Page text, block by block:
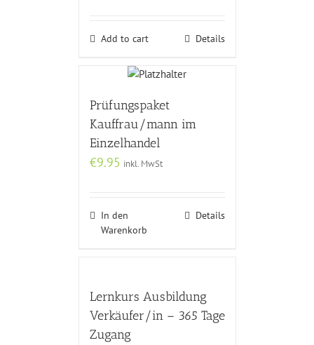
Add to cart Details
Prüfungspaket
Kauffrau/mann im
Einzelhandel
€9.95 inkl. MwSt
In den
Warenkorb
Details
Lernkurs Ausbildung
Verkäufer/in – 365 Tage
Zugang